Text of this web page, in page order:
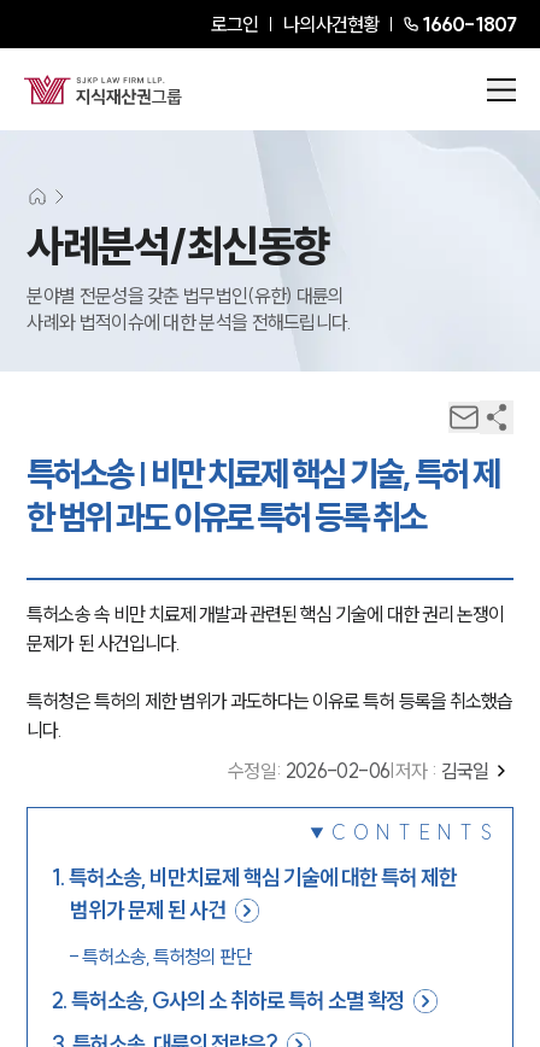
로그인 나의사건현황 1660-1807
사례분석/최신동향
분야별 전문성을 갖춘 법무법인(유한) 대륜의
사례와 법적이슈에 대한 분석을 전해드립니다.
특허소송 | 비만 치료제 핵심 기술, 특허 제
한 범위 과도 이유로 특허 등록 취소
특허소송 속 비만 치료제 개발과 관련된 핵심 기술에 대한 권리 논쟁이
문제가 된 사건입니다.
특허청은 특허의 제한 범위가 과도하다는 이유로 특허 등록을 취소했습
니다.
수정일: 2026-02-06 저자 : 김국일
CONTENTS
1.특허소송, 비만치료제 핵심 기술에 대한 특허 제한
범위가 문제 된 사건
-특허소송, 특허청의 판단
2.특허소송, G사의 소 취하로 특허 소멸 확정